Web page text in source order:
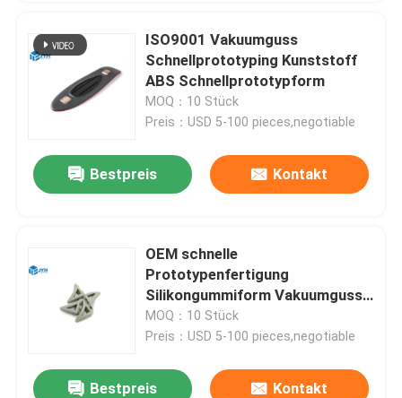
ISO9001 Vakuumguss
Schnellprototyping Kunststoff
ABS Schnellprototypform
MOQ：10 Stück
Preis：USD 5-100 pieces,negotiable
Bestpreis Kontakt
OEM schnelle
Prototypenfertigung
Silikongummiform Vakuumguss
Polyurethanguss
MOQ：10 Stück
Preis：USD 5-100 pieces,negotiable
Bestpreis Kontakt